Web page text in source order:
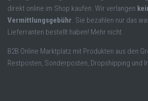
direkt online im Shop kaufen. Wir verlangen
Vermittlungsgebühr. Sie bezahlen nur das
Lieferranten bestellt haben! Mehr nicht.
B2B Online Marktplatz mit Produkten aus den
Restposten, Sonderposten, Dropshipping und